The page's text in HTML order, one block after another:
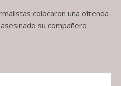
colocaron una ofrenda
su compañero